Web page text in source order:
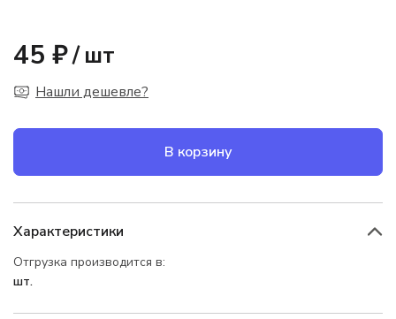
45 ₽/ шт
Нашли дешевле?
В корзину
Характеристики
Отгрузка производится в:
шт.